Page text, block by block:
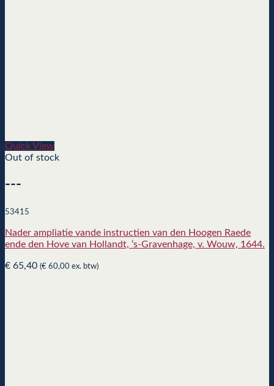
Quick View
Out of stock
---
53415
Nader ampliatie vande instructien van den Hoogen Raede
ende den Hove van Hollandt, ‘s-Gravenhage, v. Wouw, 1644.
€ 65,40 (€ 60,00 ex. btw)